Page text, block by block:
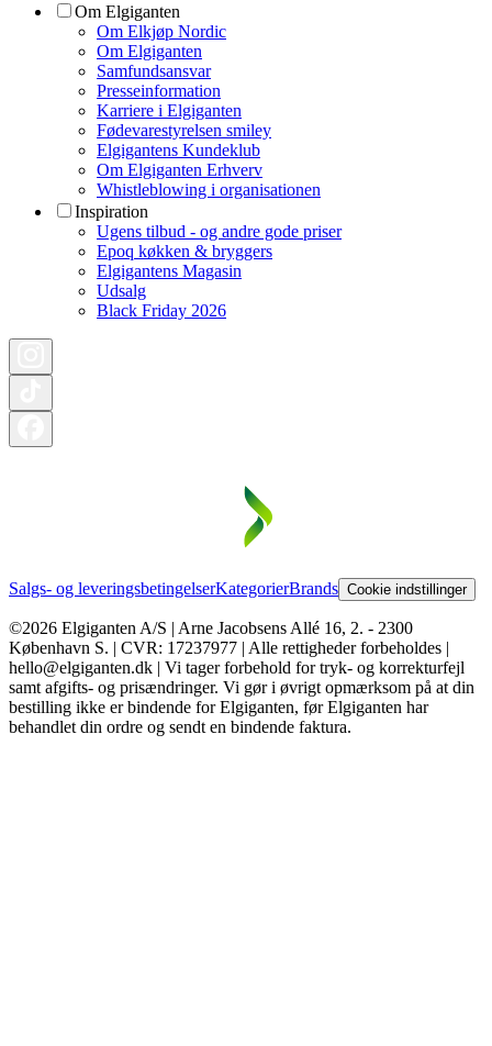
Om Elgiganten
Om Elkjøp Nordic
Om Elgiganten
Samfundsansvar
Presseinformation
Karriere i Elgiganten
Fødevarestyrelsen smiley
Elgigantens Kundeklub
Om Elgiganten Erhverv
Whistleblowing i organisationen
Inspiration
Ugens tilbud - og andre gode priser
Epoq køkken & bryggers
Elgigantens Magasin
Udsalg
Black Friday 2026
Salgs- og leveringsbetingelserKategorierBrands Cookie indstillinger
©2026 Elgiganten A/S | Arne Jacobsens Allé 16, 2. - 2300
København S. | CVR: 17237977 | Alle rettigheder forbeholdes |
hello@elgiganten.dk | Vi tager forbehold for tryk- og korrekturfejl
samt afgifts- og prisændringer. Vi gør i øvrigt opmærksom på at din
bestilling ikke er bindende for Elgiganten, før Elgiganten har
behandlet din ordre og sendt en bindende faktura.